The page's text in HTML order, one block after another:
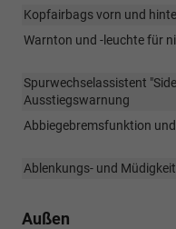
Kopfairbags vorn und
Warnton und -leuchte für
Spurwechselassistent
Ausstiegswarnung
Abbiegebremsfunktion
Ablenkungs- und
Außen